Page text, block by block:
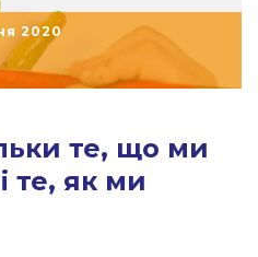
2020
те, що ми
те, як ми